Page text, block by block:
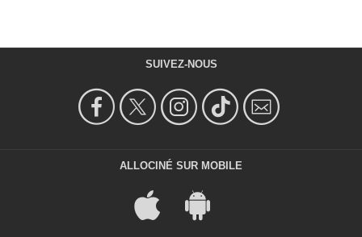
SUIVEZ-NOUS
ALLOCINÉ SUR MOBILE